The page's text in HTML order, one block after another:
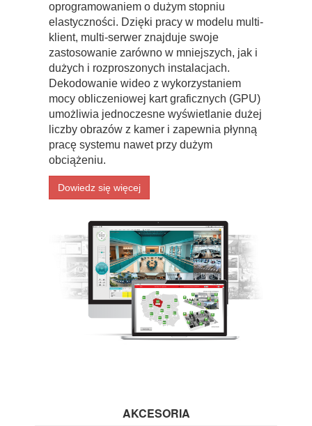
oprogramowaniem o dużym stopniu
elastyczności. Dzięki pracy w modelu multi-
klient, multi-serwer znajduje swoje
zastosowanie zarówno w mniejszych, jak i
dużych i rozproszonych instalacjach.
Dekodowanie wideo z wykorzystaniem
mocy obliczeniowej kart graficznych (GPU)
umożliwia jednoczesne wyświetlanie dużej
liczby obrazów z kamer i zapewnia płynną
pracę systemu nawet przy dużym
obciążeniu.
Dowiedz się więcej
AKCESORIA